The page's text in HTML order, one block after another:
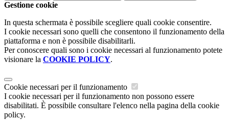
Gestione cookie
In questa schermata è possibile scegliere quali cookie consentire.
I cookie necessari sono quelli che consentono il funzionamento della
piattaforma e non è possibile disabilitarli.
Per conoscere quali sono i cookie necessari al funzionamento potete
visionare la COOKIE POLICY.
Cookie necessari per il funzionamento
I cookie necessari per il funzionamento non possono essere
disabilitati. È possibile consultare l'elenco nella pagina della cookie
policy.